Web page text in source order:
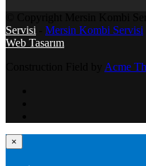
Servisi
Mersin Kombi Servisi
Web Tasarım
Acme
×